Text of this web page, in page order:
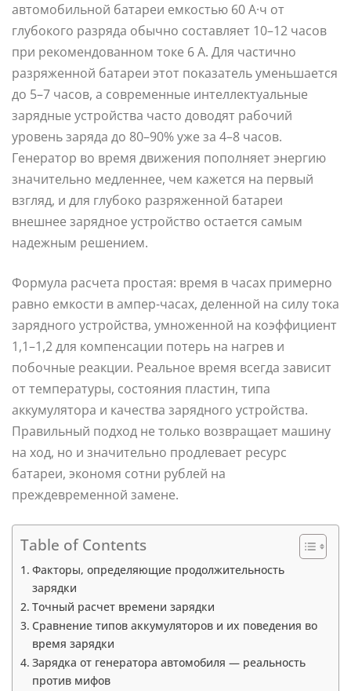
автомобильной батареи емкостью 60 А·ч от
глубокого разряда обычно составляет 10–12 часов
при рекомендованном токе 6 А. Для частично
разряженной батареи этот показатель уменьшается
до 5–7 часов, а современные интеллектуальные
зарядные устройства часто доводят рабочий
уровень заряда до 80–90% уже за 4–8 часов.
Генератор во время движения пополняет энергию
значительно медленнее, чем кажется на первый
взгляд, и для глубоко разряженной батареи
внешнее зарядное устройство остается самым
надежным решением.
Формула расчета простая: время в часах примерно
равно емкости в ампер-часах, деленной на силу тока
зарядного устройства, умноженной на коэффициент
1,1–1,2 для компенсации потерь на нагрев и
побочные реакции. Реальное время всегда зависит
от температуры, состояния пластин, типа
аккумулятора и качества зарядного устройства.
Правильный подход не только возвращает машину
на ход, но и значительно продлевает ресурс
батареи, экономя сотни рублей на
преждевременной замене.
Table of Contents
Факторы, определяющие продолжительность
зарядки
Точный расчет времени зарядки
Сравнение типов аккумуляторов и их поведения во
время зарядки
Зарядка от генератора автомобиля — реальность
против мифов